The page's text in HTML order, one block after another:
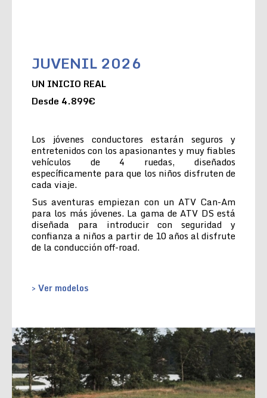
JUVENIL 2026
UN INICIO REAL
Desde 4.899€
Los jóvenes conductores estarán seguros y
entretenidos con los apasionantes y muy fiables
vehículos de 4 ruedas, diseñados
específicamente para que los niños disfruten de
cada viaje.
Sus aventuras empiezan con un ATV Can-Am
para los más jóvenes. La gama de ATV DS está
diseñada para introducir con seguridad y
confianza a niños a partir de 10 años al disfrute
de la conducción off-road.
> Ver modelos